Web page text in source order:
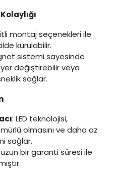
montaj seçenekleri ile
kurulabilir.
sistemi sayesinde
değiştirebilir veya
sağlar.
: LED teknolojisi,
olmasını ve daha az
sağlar.
bir garanti süresi ile